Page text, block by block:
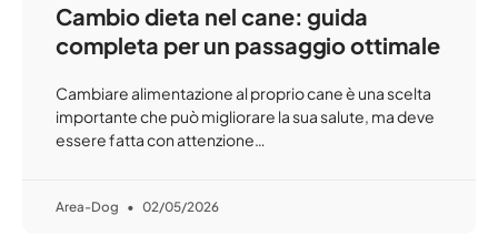
Cambio dieta nel cane: guida
completa per un passaggio ottimale
Cambiare alimentazione al proprio cane è una scelta
importante che può migliorare la sua salute, ma deve
essere fatta con attenzione…
Area-Dog 02/05/2026